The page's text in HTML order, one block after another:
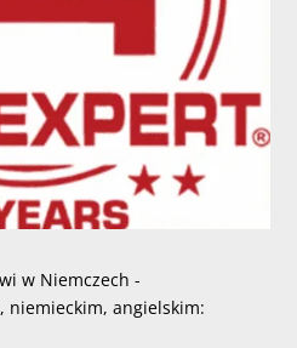
w Niemczech -
niemieckim, angielskim: